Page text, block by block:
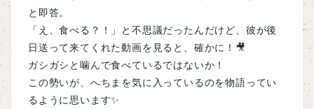
と即答。
「え、食べる？！」と不思議だったんだけど、彼が後
日送って来てくれた動画を見ると、確かに！🎥
ガシガシと噛んで食べているではないか！
この勢いが、へちまを気に入っているのを物語ってい
るように思います✨